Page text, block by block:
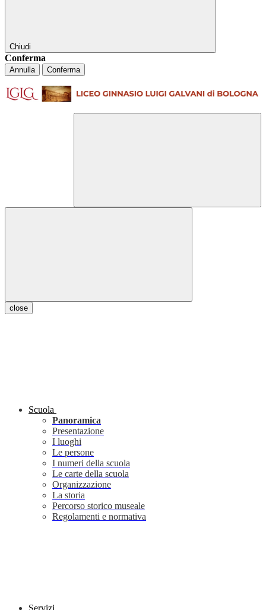
Chiudi
Conferma
Annulla Conferma
close
Scuola
Panoramica
Presentazione
I luoghi
Le persone
I numeri della scuola
Le carte della scuola
Organizzazione
La storia
Percorso storico museale
Regolamenti e normativa